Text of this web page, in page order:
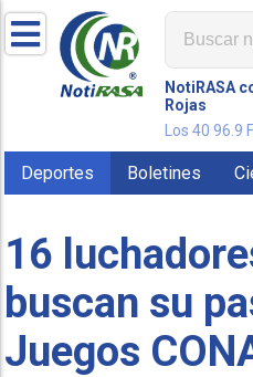
NotiRASA
Rojas
Los 40 96.9
Deportes Boletines
16
buscan su
Juegos